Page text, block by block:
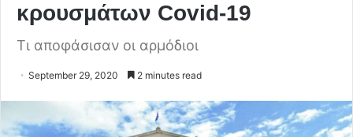
κρουσμάτων Covid-19
Τι αποφάσισαν οι αρμόδιοι
September 29, 2020 2 minutes read